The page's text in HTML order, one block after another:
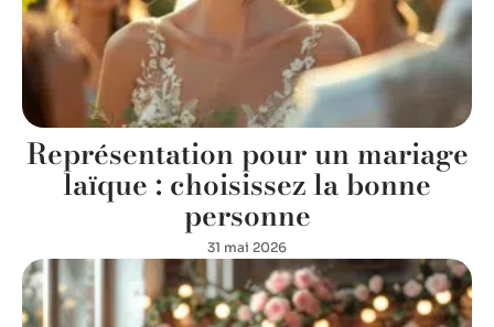
Représentation pour un mariage
laïque : choisissez la bonne
personne
31 mai 2026